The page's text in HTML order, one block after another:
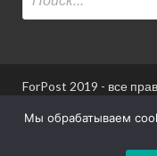
ForPost 2019 - все
При использовании
Мы обрабатываем